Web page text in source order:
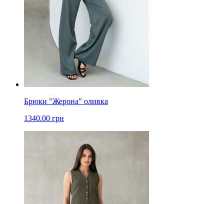
Брюки "Жерона" оливка
1340.00 грн